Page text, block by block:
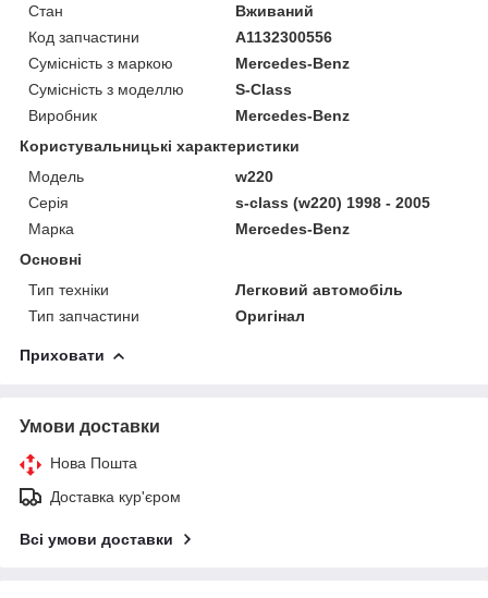
Стан
Вживаний
Код запчастини
A1132300556
Сумісність з маркою
Mercedes-Benz
Сумісність з моделлю
S-Class
Виробник
Mercedes-Benz
Користувальницькі характеристики
Модель
w220
Серія
s-class (w220) 1998 - 2005
Марка
Mercedes-Benz
Основні
Тип техніки
Легковий автомобіль
Тип запчастини
Оригінал
Приховати
Умови доставки
Нова Пошта
Доставка кур'єром
Всі умови доставки